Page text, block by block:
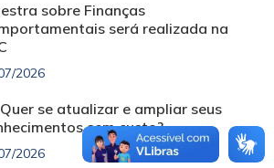
sobre Finanças
será realizada na
2026
se atualizar e ampliar seus
sem custo?
2026